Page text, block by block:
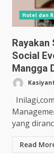
Hotel dan
Rayakan
Social
Mangga
yang
Read